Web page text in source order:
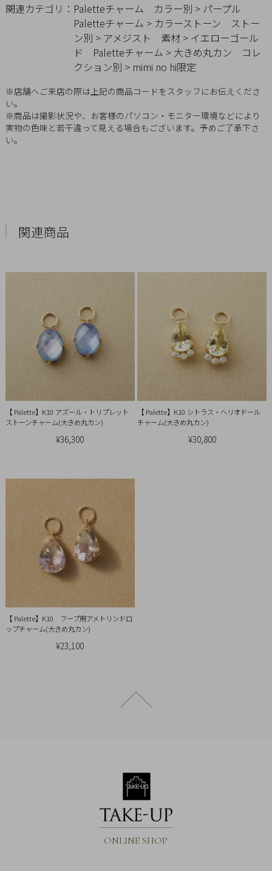
関連カテゴリ： Paletteチャーム カラー別 > パープル
Paletteチャーム > カラーストーン
ストー
ン別 > アメジスト 素材 > イエローゴール
ド
Paletteチャーム > 大きめ丸カン
コレ
クション別 > mimi no hi限定
※店舗へご来店の際は上記の商品コードをスタッフにお伝えくださ
い。
※商品は撮影状況や、お客様のパソコン・モニター環境などにより
実物の色味と若干違って見える場合もございます。予めご了承下さ
い。
関連商品
【 Palette】K10 アズール・トリプレット
ストーンチャーム(大きめ丸カン)
¥36,300
【 Palette】K10 シトラス・ヘリオドール
チャーム(大きめ丸カン)
¥30,800
【 Palette】K10 フープ用アメトリンドロ
ップチャーム(大きめ丸カン)
¥23,100
ページトップへ戻る
ONLINE SHOP
プ
ラ
イ
シ
く
表